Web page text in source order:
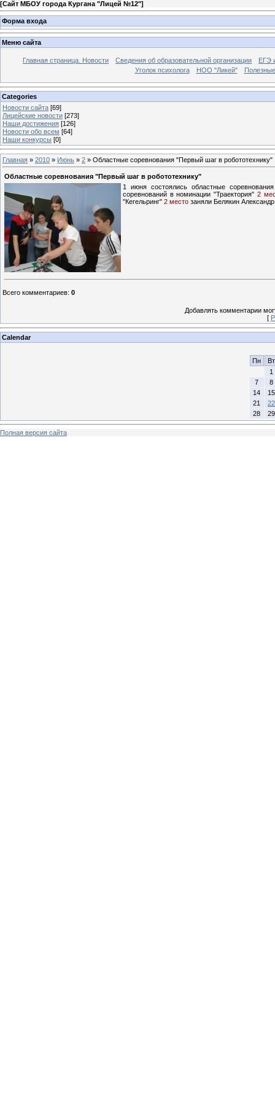
[Сайт МБОУ города Кургана "Лицей №12"]
Форма входа
Меню сайта
Главная страница. Новости Сведения об образовательной организации
ЕГЭ
Уголок психолога
НОО "Ликей"
Categories
Новости сайта [69]
Лицейские новости [273]
Наши достижения [126]
Новости обо всем [64]
Наши конкурсы [0]
Главная » 2010 » Июнь » 2 » Областные соревнования "Первый шаг в робототехнику"
Областные соревнования "Первый шаг в робототехнику"
1 июня состоялись областные
соревнований в номинации "Траектория" 2
"Кегельринг" 2 место заняли Белякин
Всего комментариев: 0
Добавлять комментарии
[
Calendar
Пн
Вт
1
7
8
14
15
21
22
28
29
Полная версия сайта